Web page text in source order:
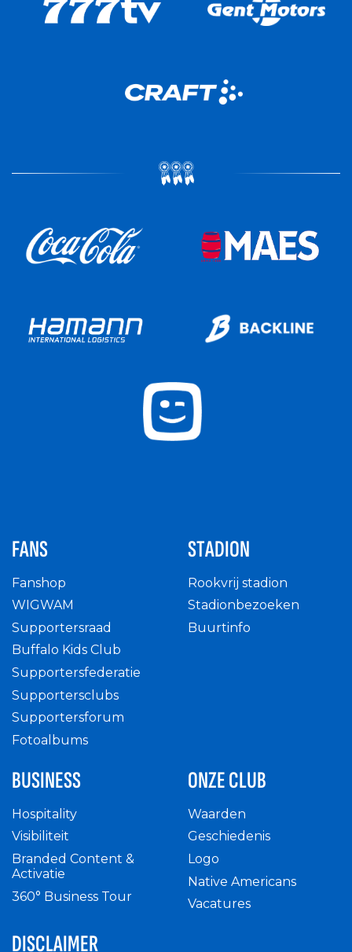
FANS
Fanshop
WIGWAM
Supportersraad
Buffalo Kids Club
Supportersfederatie
Supportersclubs
Supportersforum
Fotoalbums
STADION
Rookvrij stadion
Stadionbezoeken
Buurtinfo
BUSINESS
Hospitality
Visibiliteit
Branded Content &
Activatie
360° Business Tour
ONZE CLUB
Waarden
Geschiedenis
Logo
Native Americans
Vacatures
DISCLAIMER